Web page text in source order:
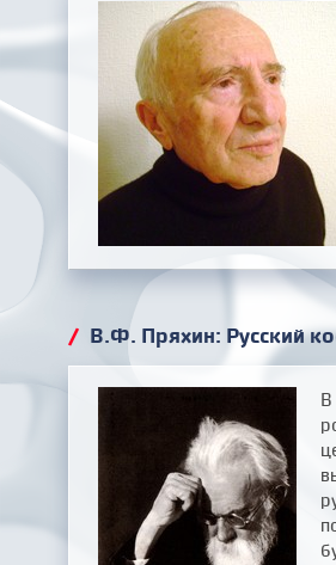
/ В.Ф. Пряхин: Русский
В